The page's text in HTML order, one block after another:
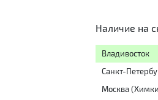
Наличие на
Владивосток
Санкт-
Москва